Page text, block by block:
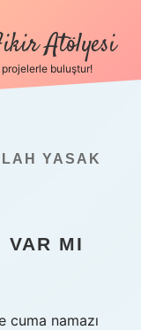
Atölyesi
buluştur!
YASAK
VAR MI
cuma namazı